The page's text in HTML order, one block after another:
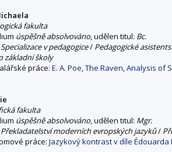
fakulta
úspěšně absolvováno, udělen titul: Bc.
Specializace v pedagogice/ Pedagogické
základní školy
práce: E. A. Poe, The Raven, Analysis
fakulta
úspěšně absolvováno, udělen titul: Mgr.
Překladatelství moderních evropských jazyků/
práce: Jazykový kontrast v díle